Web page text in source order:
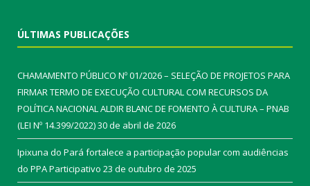
ÚLTIMAS PUBLICAÇÕES
CHAMAMENTO PÚBLICO Nº 01/2026 – SELEÇÃO DE PROJETOS PARA
FIRMAR TERMO DE EXECUÇÃO CULTURAL COM RECURSOS DA
POLÍTICA NACIONAL ALDIR BLANC DE FOMENTO À CULTURA – PNAB
(LEI Nº 14.399/2022)30 de abril de 2026
Ipixuna do Pará fortalece a participação popular com audiências
do PPA Participativo 23 de outubro de 2025